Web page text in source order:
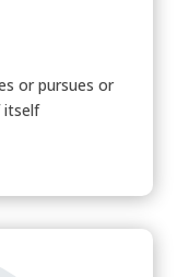
or pursues or
itself